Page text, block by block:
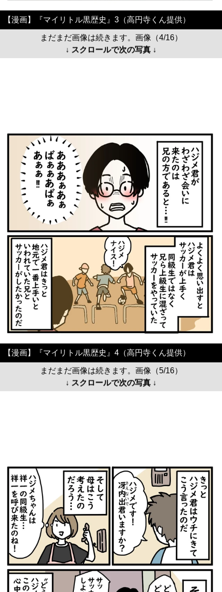
【漫画】『マイリトル黒歴史』3（高円寺くん提供）
まだまだ画像は続きます。画像（4/16）
↓ スクロールで次の写真 ↓
【漫画】『マイリトル黒歴史』4（高円寺くん提供）
まだまだ画像は続きます。画像（5/16）
↓ スクロールで次の写真 ↓